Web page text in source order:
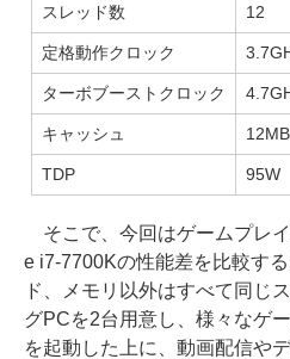
スレッド数 12
定格動作クロック
ターボブーストクロック
キャッシュ 12MB
TDP 95W
そこで、今回はゲームプレ
e i7-7700Kの性能差を比較す
ド、メモリ以外はすべて同じ
グPCを2台用意し、様々なゲ
を起動した上に、動画配信や